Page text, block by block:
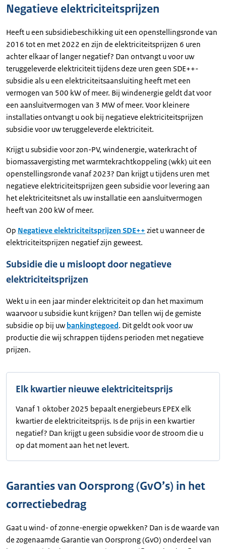
Negatieve elektriciteitsprijzen
Heeft u een subsidiebeschikking uit een openstellingsronde van
2016 tot en met 2022 en zijn de elektriciteitsprijzen 6 uren
achter elkaar of langer negatief? Dan ontvangt u voor uw
teruggeleverde elektriciteit tijdens deze uren geen SDE++-
subsidie als u een elektriciteitsaansluiting heeft met een
vermogen van 500 kW of meer. Bij windenergie geldt dat voor
een aansluitvermogen van 3 MW of meer. Voor kleinere
installaties ontvangt u ook bij negatieve elektriciteitsprijzen
subsidie voor uw teruggeleverde elektriciteit.
Krijgt u subsidie voor zon-PV, windenergie, waterkracht of
biomassavergisting met warmtekrachtkoppeling (wkk) uit een
openstellingsronde vanaf 2023? Dan krijgt u tijdens uren met
negatieve elektriciteitsprijzen geen subsidie voor levering aan
het elektriciteitsnet als uw installatie een aansluitvermogen
heeft van 200 kW of meer.
Op Negatieve elektriciteitsprijzen SDE++ ziet u wanneer de
elektriciteitsprijzen negatief zijn geweest.
Subsidie die u misloopt door negatieve
elektriciteitsprijzen
Wekt u in een jaar minder elektriciteit op dan het maximum
waarvoor u subsidie kunt krijgen? Dan tellen wij de gemiste
subsidie op bij uw bankingtegoed. Dit geldt ook voor uw
productie die wij schrappen tijdens perioden met negatieve
prijzen.
Elk kwartier nieuwe elektriciteitsprijs
Vanaf 1 oktober 2025 bepaalt energiebeurs EPEX elk
kwartier de elektriciteitsprijs. Is de prijs in een kwartier
negatief? Dan krijgt u geen subsidie voor de stroom die u
op dat moment aan het net levert.
Garanties van Oorsprong (GvO’s) in het
correctiebedrag
Gaat u wind- of zonne-energie opwekken? Dan is de waarde van
de zogenaamde Garantie van Oorsprong (GvO) onderdeel van